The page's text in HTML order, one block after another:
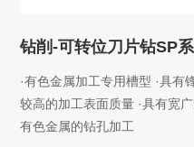
钻削-可转位刀片钻SP
·有色金属加工专用槽型 ·具
较高的加工表面质量 ·具有宽
有色金属的钻孔加工